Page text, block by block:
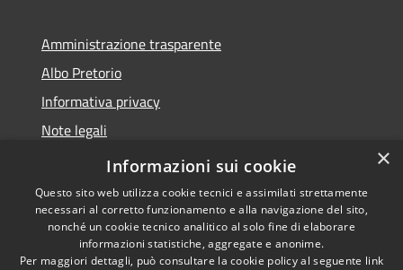
Amministrazione trasparente
Albo Pretorio
Informativa privacy
Note legali
Dichiarazione di accessibilità
Copyright © 2026 • Comune di
×
Informazioni sui cookie
Questo sito web utilizza cookie tecnici e assimilati strettamente
necessari al corretto funzionamento e alla navigazione del sito,
nonché un cookie tecnico analitico al solo fine di elaborare
informazioni statistiche, aggregate e anonime.
Per maggiori dettagli, può consultare la cookie policy al seguente link